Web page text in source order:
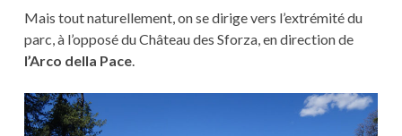
Mais tout naturellement, on se dirige vers l’extrémité du
parc, à l’opposé du Château des Sforza, en direction de
l’Arco della Pace.